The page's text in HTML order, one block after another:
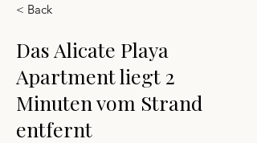
< Back
Das Alicate Playa
Apartment liegt 2
Minuten vom Strand
entfernt